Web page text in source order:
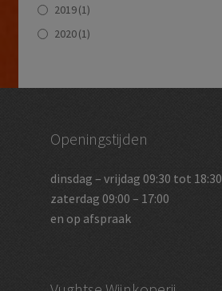
2019(1)
2020(1)
Openingstijden
dinsdag – vrijdag 09:30 tot 18:30
zaterdag 09:00 – 17:00
en op afspraak